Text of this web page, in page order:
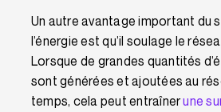
Un autre avantage important du
l’énergie est qu’il soulage le
Lorsque de grandes quantités
sont générées et ajoutées au
temps, cela peut entraînerune